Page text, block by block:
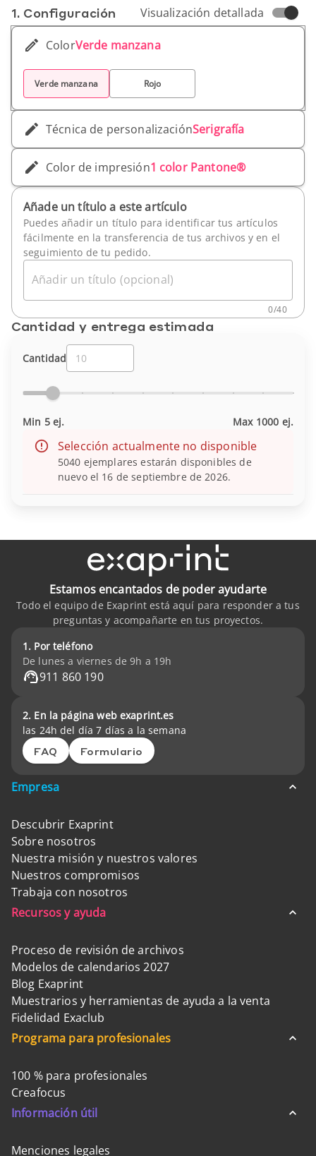
1. Conf­iguración Visualización detallada
ColorVerde manzana
Verde manzana Rojo
Técnica de personalizaciónSerigrafía
Color de impresión1 color Pantone®
Añade un título a este artículo
Puedes añadir un título para identificar tus artículos
fácilmente en la transferencia de tus archivos y en el
seguimiento de tu pedido.
Añadir un título (opcional)
0/40
Cantidad y entrega estimada
Cantidad
Min 5 ej. Max 1000 ej.
Selección actualmente no disponible
5040 ejemplares estarán disponibles de
nuevo el 16 de septiembre de 2026.
Estamos encantados de poder ayudarte
Todo el equipo de Exaprint está aquí para responder a tus
preguntas y acompañarte en tus proyectos.
1. Por teléfono
De lunes a viernes de 9h a 19h
911 860 190
2. En la página web exaprint.es
las 24h del día 7 días a la semana
FAQ Formulario
Empresa
Descubrir Exaprint
Sobre nosotros
Nuestra misión y nuestros valores
Nuestros compromisos
Trabaja con nosotros
Recursos y ayuda
Proceso de revisión de archivos
Modelos de calendarios 2027
Blog Exaprint
Muestrarios y herramientas de ayuda a la venta
Fidelidad Exaclub
Programa para profesionales
100 % para profesionales
Creafocus
Información útil
Menciones legales